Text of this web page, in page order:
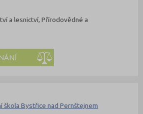
a lesnictví, Přírodovědné a
škola Bystřice nad Pernštejnem